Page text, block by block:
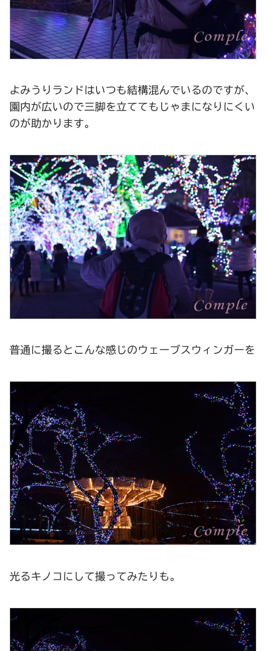
よみうりランドはいつも結構混んでいるのですが、
園内が広いので三脚を立ててもじゃまになりにくい
のが助かります。
普通に撮るとこんな感じのウェーブスウィンガーを
光るキノコにして撮ってみたりも。